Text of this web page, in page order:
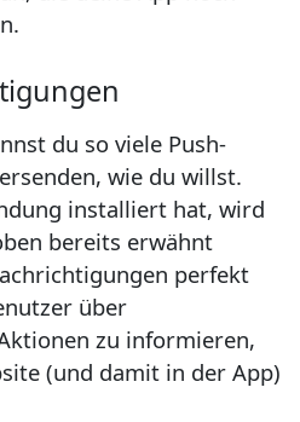
du so viele Push-
wie du willst.
installiert hat, wird
bereits erwähnt
perfekt
über
zu informieren,
(und damit in der App)